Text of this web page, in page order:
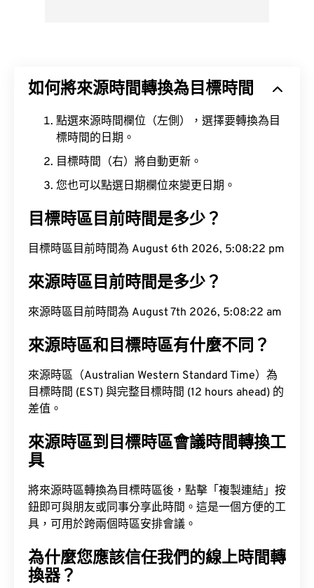
如何將來源時間轉換為目標時間
點選來源時間欄位（左側），選擇要轉換為目
標時間的日期。
目標時間（右）將自動更新。
您也可以點選日期欄位來變更日期。
目標時區目前時間是多少？
目標時區目前時間為 August 6th 2026, 5:08:23 pm
來源時區目前時間是多少？
來源時區目前時間為 August 7th 2026, 5:08:23 am
來源時區和目標時區有什麼不同？
來源時區（Australian Western Standard Time）為
目標時間 (EST) 與完整目標時間 (12 hours ahead) 的
差值。
來源時區到目標時區會議時間轉換工
具
將來源時區轉換為目標時區後，點擊「複製連結」按
鈕即可與朋友或同事分享此時間。這是一個方便的工
具，可用於跨兩個時區安排會議。
為什麼您應該信任我們的線上時間轉
換器？